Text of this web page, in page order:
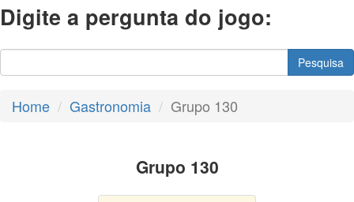
Digite a pergunta do jogo:
Pesquisa
Home Gastronomia Grupo 130
Grupo 130